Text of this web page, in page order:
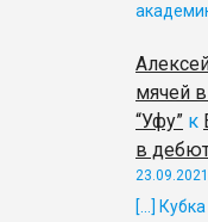
мячей
“Уфу” к
в
23.09.2021
[…]